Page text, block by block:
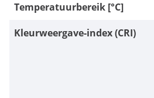
Temperatuurbereik [°C]
Kleurweergave-index (CRI)